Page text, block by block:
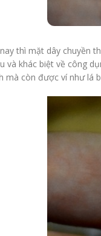
thì mặt dây chuyền
và khác biệt về công
mà còn được ví như lá